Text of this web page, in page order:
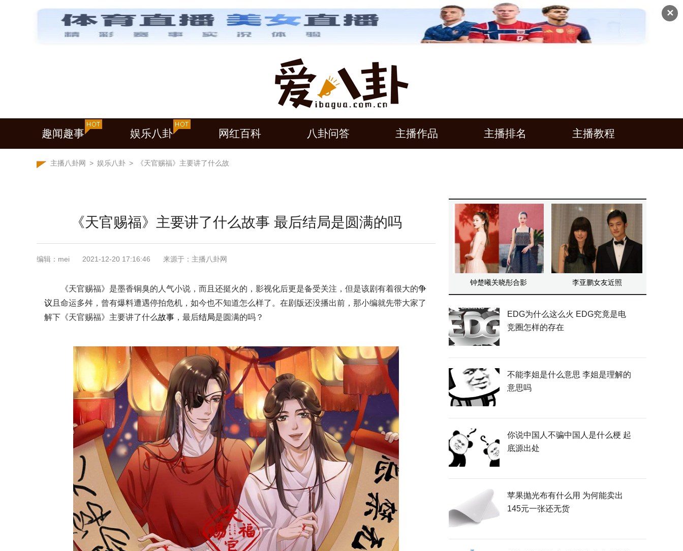
✕
趣闻趣事 娱乐八卦 网红百科 八卦问答 主播作品 主播排名 主播教程
主播八卦网 > 娱乐八卦 > 《天官赐福》主要讲了什么故
《天官赐福》主要讲了什么故事 最后结局是圆满的吗
编辑：mei 2021-12-20 17:16:46 来源于：主播八卦网
《天官赐福》是墨香铜臭的人气小说，而且还挺火的，影视化后更是备受关注，但是该剧有着很大的争
议 且命运多舛，曾有爆料遭遇停拍危机，如今也不知道怎么样了。在剧版还没播出前，那小编就先带大家了
解下《天官赐福》主要讲了什么故事 ，最后结局是圆满的吗？
钟楚曦关晓彤合影 李亚鹏女友近照
EDG为什么这么火 EDG究竟是电
竞圈怎样的存在
不能李姐是什么意思 李姐是理解的
意思吗
你说中国人不骗中国人是什么梗 起
底源出处
苹果抛光布有什么用 为何能卖出
145元一张还无货